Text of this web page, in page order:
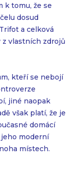
k tomu, že se
dosud
a celková
vlastních zdrojů
kteří se nebojí
jiné naopak
však platí, že je
domácí
moderní
místech.